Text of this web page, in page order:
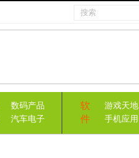
数码产品
汽车电子
软
件
游戏天地
手机应用